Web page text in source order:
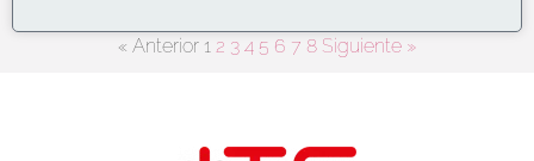
« Anterior 1 2 3 4 5 6 7 8 Siguiente »